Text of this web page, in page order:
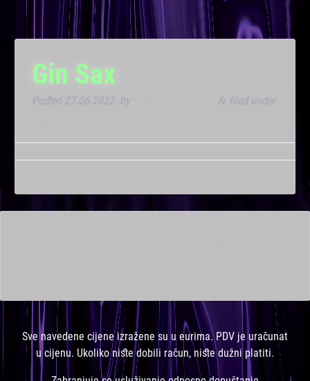
Gin Sax
Posted 27.06.2022. by & filed under
.
Sve navedene cijene izražene su u eurima. PDV je uračunat
u cijenu. Ukoliko niste dobili račun, niste dužni platiti.